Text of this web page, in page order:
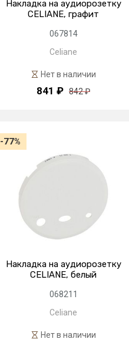
Накладка на аудиорозетку
CELIANE, графит
067814
Celiane
Нет в наличии
841 ₽ 842 ₽
-77%
Накладка на аудиорозетку
CELIANE, белый
068211
Celiane
Нет в наличии